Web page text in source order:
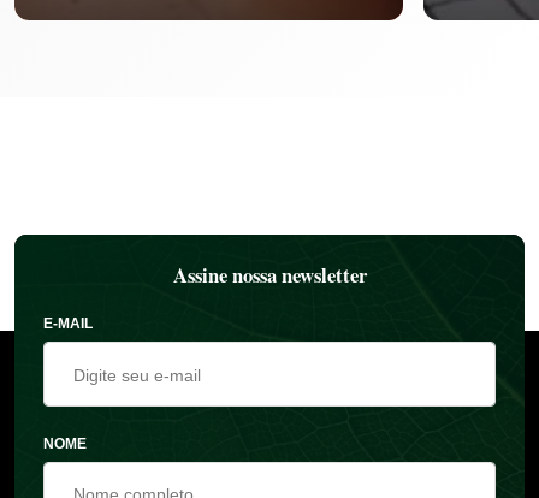
Assine nossa newsletter
E-MAIL
NOME